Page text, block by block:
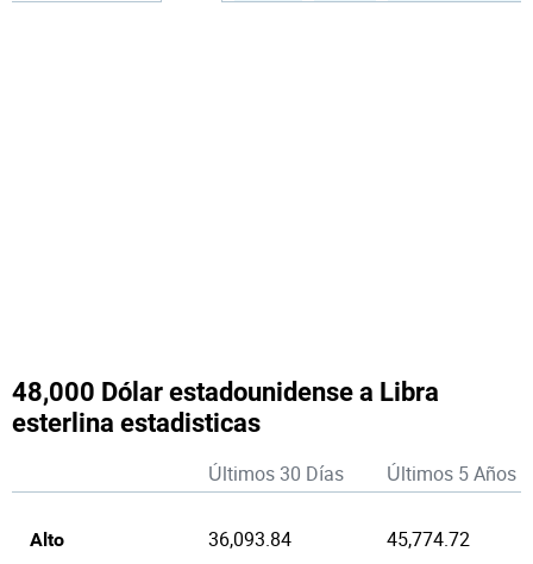
48,000 Dólar estadounidense a Libra
esterlina estadisticas
Últimos 30 Días Últimos 5 Años
Alto 36,093.84 45,774.72